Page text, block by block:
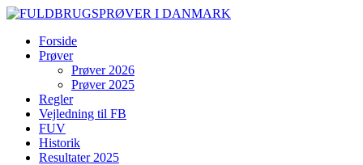
Forside
Prøver
Prøver 2026
Prøver 2025
Regler
Vejledning til FB
FUV
Historik
Resultater 2025